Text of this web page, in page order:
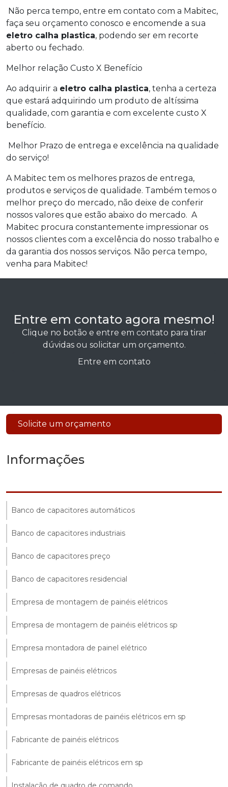
Não perca tempo, entre em contato com a Mabitec,
faça seu orçamento conosco e encomende a sua
eletro calha plastica, podendo ser em recorte
aberto ou fechado.
Melhor relação Custo X Benefício
Ao adquirir a eletro calha plastica, tenha a certeza
que estará adquirindo um produto de altíssima
qualidade, com garantia e com excelente custo X
benefício.
Melhor Prazo de entrega e excelência na qualidade
do serviço!
A Mabitec tem os melhores prazos de entrega,
produtos e serviços de qualidade. Também temos o
melhor preço do mercado, não deixe de conferir
nossos valores que estão abaixo do mercado. A
Mabitec procura constantemente impressionar os
nossos clientes com a excelência do nosso trabalho e
da garantia dos nossos serviços. Não perca tempo,
venha para Mabitec!
Entre em contato agora mesmo!
Clique no botão e entre em contato para tirar
dúvidas ou solicitar um orçamento.
Entre em contato
Solicite um orçamento
Informações
Banco de capacitores automáticos
Banco de capacitores industriais
Banco de capacitores preço
Banco de capacitores residencial
Empresa de montagem de painéis elétricos
Empresa de montagem de painéis elétricos sp
Empresa montadora de painel elétrico
Empresas de painéis elétricos
Empresas de quadros elétricos
Empresas montadoras de painéis elétricos em sp
Fabricante de painéis elétricos
Fabricante de painéis elétricos em sp